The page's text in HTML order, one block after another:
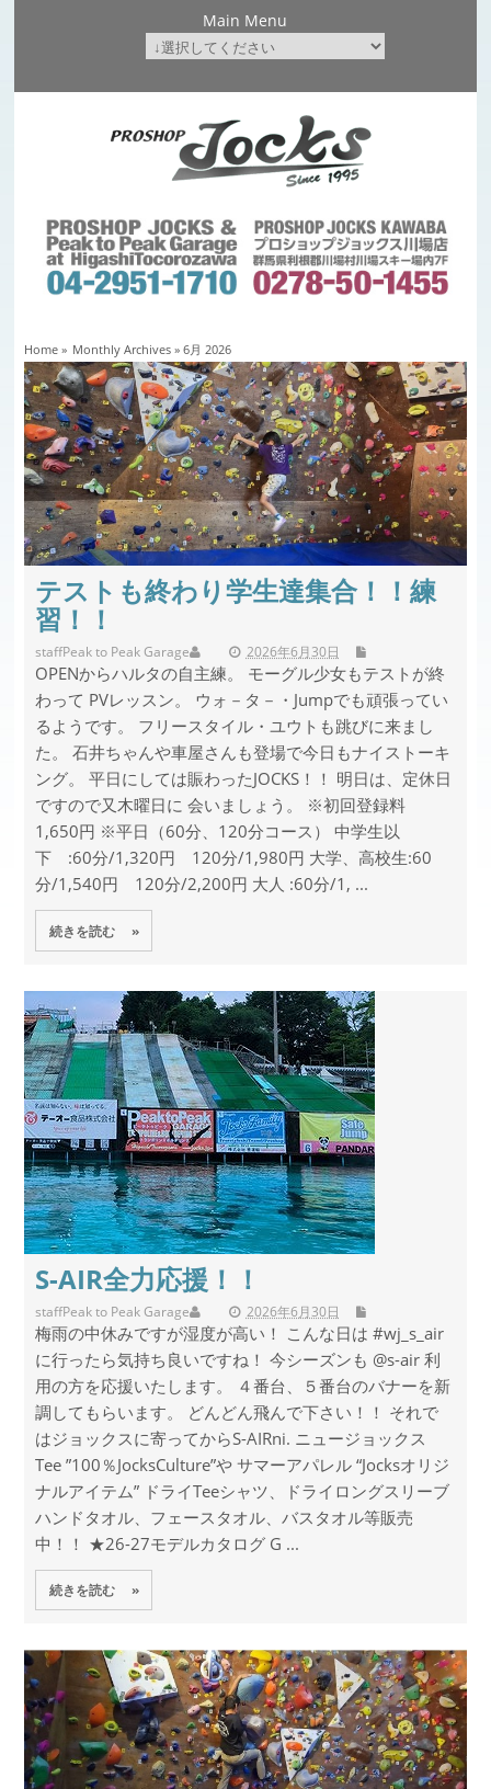
Main Menu
Home» Monthly Archives »6月 2026
テストも終わり学生達集合！！練
習！！
staff 2026年6月30日
Peak to Peak Garage
OPENからハルタの自主練。 モーグル少女もテストが終
わって PVレッスン。 ウォ－タ－・Jumpでも頑張ってい
るようです。 フリースタイル・ユウトも跳びに来まし
た。 石井ちゃんや車屋さんも登場で今日もナイストーキ
ング。 平日にしては賑わったJOCKS！！ 明日は、定休日
ですので又木曜日に 会いましょう。 ※初回登録料
1,650円 ※平日（60分、120分コース） 中学生以
下 :60分/1,320円 120分/1,980円 大学、高校生:60
分/1,540円 120分/2,200円 大人 :60分/1, ...
続きを読む »
S-AIR全力応援！！
staff 2026年6月30日
Peak to Peak Garage
梅雨の中休みですが湿度が高い！ こんな日は #wj_s_air
に行ったら気持ち良いですね！ 今シーズンも @s-air 利
用の方を応援いたします。 ４番台、５番台のバナーを新
調してもらいます。 どんどん飛んで下さい！！ それで
はジョックスに寄ってからS-AIRni. ニュージョックス
Tee ”100％JocksCulture”や サマーアパレル “Jocksオリジ
ナルアイテム” ドライTeeシャツ、ドライロングスリーブ
ハンドタオル、フェースタオル、バスタオル等販売
中！！ ★26-27モデルカタログ G ...
続きを読む »